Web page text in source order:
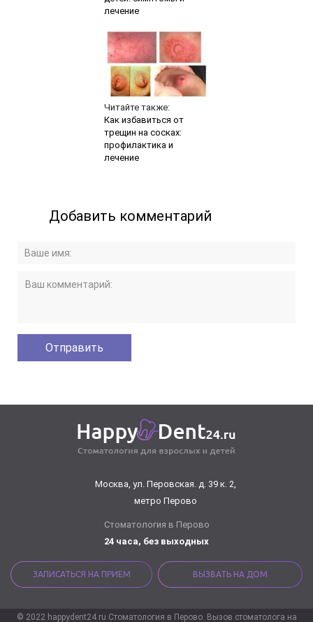
лечение
Читайте также:
Как избавиться от
трещин на сосках:
профилактика и
лечение
Добавить комментарий
Москва, ул. Перовская. д. 39 к. 2,
метро Перово
Стоматология в Перово
24 часа, без выходных
ЗАПИСАТЬСЯ НА ПРИЕМ ВЫЗВАТЬ НА ДОМ
© 2022 happydent24.ru Стоматология в Перово. Вызов стоматолога на